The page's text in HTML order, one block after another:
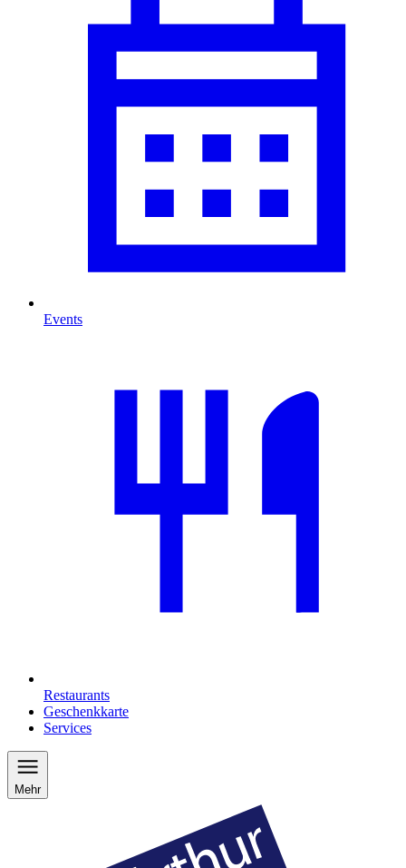
Events
Restaurants
Geschenkkarte
Services
Mehr